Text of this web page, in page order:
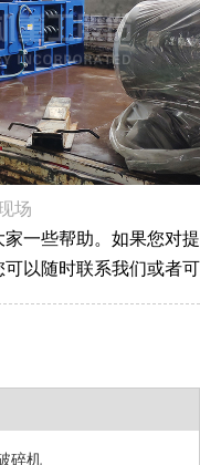
场
一些帮助。如果您对提
以随时联系我们或者可
碎机